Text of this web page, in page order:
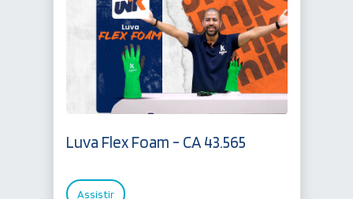
Luva Flex Foam - CA 43.565
Assistir